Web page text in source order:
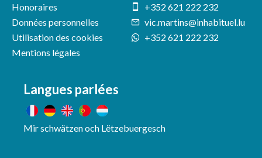
Honoraires
Données personnelles
Utilisation des cookies
Mentions légales
+352 621 222 232
vic.martins@inhabituel.lu
+352 621 222 232
Langues parlées
Mir schwätzen och Lëtzebuergesch